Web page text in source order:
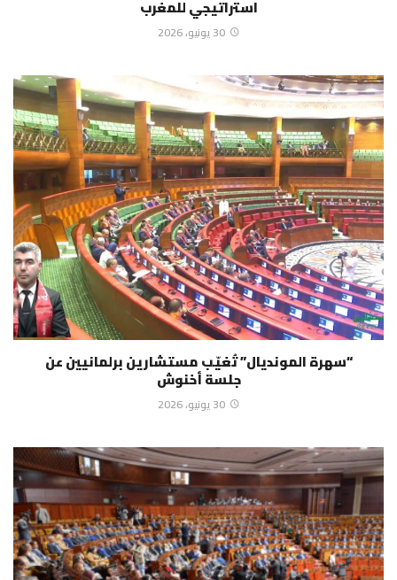
استراتيجي للمغرب
30 يونيو، 2026
“سهرة المونديال” تُغيّب مستشارين برلمانيين عن
جلسة أخنوش
30 يونيو، 2026